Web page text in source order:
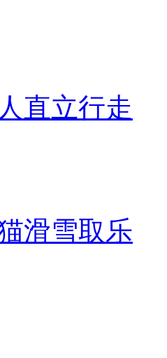
直立行走
滑雪取乐